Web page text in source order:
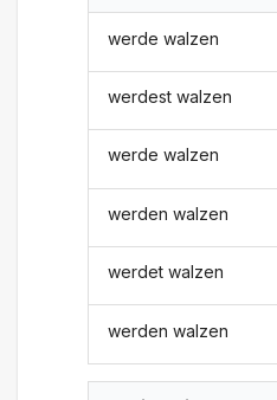
werde walzen
werdest walzen
werde walzen
werden walzen
werdet walzen
werden walzen